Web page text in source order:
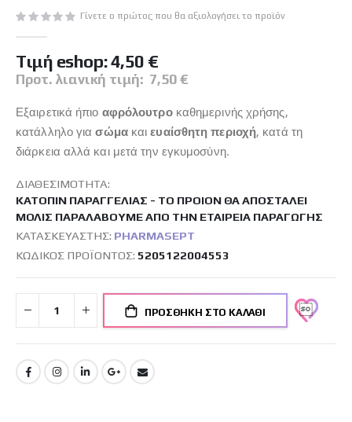
Γίνετε ο πρώτος που θα αξιολογήσει το προϊόν
Tιμή eshop:4,50 €
Προτ. λιανική τιμή: 7,50 €
Εξαιρετικά ήπιο αφρόλουτροκαθημερινής χρήσης,
κατάλληλο για σώμακαιευαίσθητη περιοχή, κατά τη
διάρκεια αλλά και μετά την εγκυμοσύνη.
ΔΙΑΘΕΣΙΜΌΤΗΤΑ:
ΚΑΤΌΠΙΝ ΠΑΡΑΓΓΕΛΊΑΣ - ΤΟ ΠΡΟΙΌΝ ΘΑ ΑΠΟΣΤΑΛΕΊ
ΜΌΛΙΣ ΠΑΡΑΛΆΒΟΥΜΕ ΑΠΌ ΤΗΝ ΕΤΑΙΡΕΊΑ ΠΑΡΑΓΩΓΉΣ
ΚΑΤΑΣΚΕΥΑΣΤΉΣ: PHARMASEPT
ΚΩΔΙΚΌΣ ΠΡΟΪΌΝΤΟΣ 5205122004553
ΠΡΟΣΘΉΚΗ ΣΤΟ ΚΑΛΆΘΙ